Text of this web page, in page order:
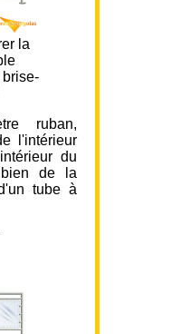
la
ruban,
l'intérieur
du
de la
tube à